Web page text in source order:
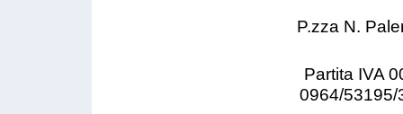
P.zza N.
Partita IVA
0964/53195/